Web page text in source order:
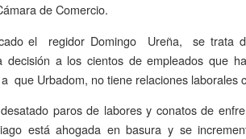
de Comercio.
el regidor Domingo Ureña, se trata
a los cientos de empleados que
que Urbadom, no tiene relaciones laborales
paros de labores y conatos de
está ahogada en basura y se